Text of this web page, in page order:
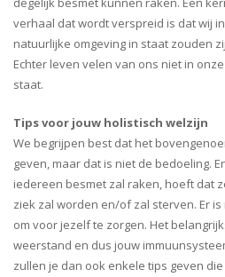
verhaal dat wordt verspreid is dat wij
natuurlijke omgeving in staat zouden
Echter leven velen van ons niet in
staat.
Tips voor jouw holistisch welzijn
We begrijpen best dat het
geven, maar dat is niet de bedoeling.
iedereen besmet zal raken, hoeft dat
ziek zal worden en/of zal sterven. Er
om voor jezelf te zorgen. Het
weerstand en dus jouw
zullen je dan ook enkele tips geven